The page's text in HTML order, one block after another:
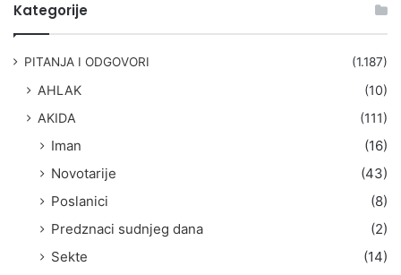
Kategorije
PITANJA I ODGOVORI (1.187)
AHLAK
(10)
AKIDA
(111)
Iman
(16)
Novotarije
(43)
Poslanici
(8)
Predznaci sudnjeg dana
(2)
Sekte
(14)